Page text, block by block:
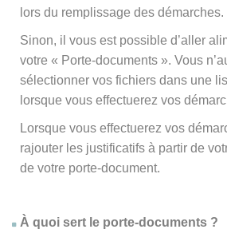
lors du remplissage des démarches.
Sinon, il vous est possible d’aller
votre « Porte-documents ». Vous
sélectionner vos fichiers dans une
lorsque vous effectuerez vos
Lorsque vous effectuerez vos
rajouter les justificatifs à partir de
de votre porte-document.
À quoi sert le porte-documents ?